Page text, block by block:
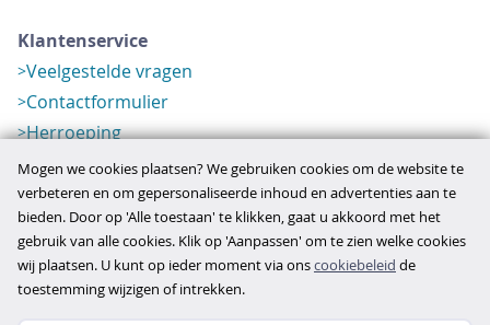
Klantenservice
Veelgestelde vragen
Contactformulier
Herroeping
Over ons
Bedrijfsgegevens
Werkwijze
Overzichten
Verlopen aanbod
Mogen we cookies plaatsen? We gebruiken cookies om de website te
verbeteren en om gepersonaliseerde inhoud en advertenties aan te
bieden. Door op 'Alle toestaan' te klikken, gaat u akkoord met het
gebruik van alle cookies. Klik op 'Aanpassen' om te zien welke cookies
wij plaatsen. U kunt op ieder moment via onscookiebeleid de
toestemming wijzigen of intrekken.